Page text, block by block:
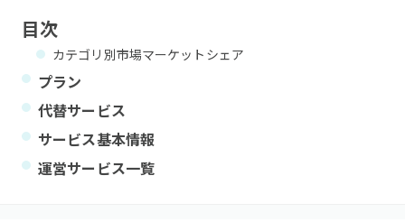
目次
カテゴリ別市場マーケットシェア
プラン
代替サービス
サービス基本情報
運営サービス一覧